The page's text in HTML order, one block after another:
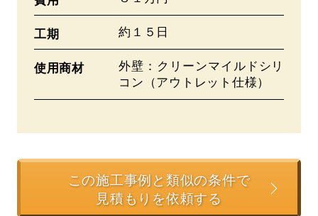
工期 約１５日
使用商材
外壁：クリーンマイルドシリ
コン（アウトレット仕様）
この施工事例と類似の条件で
見積もりを依頼する